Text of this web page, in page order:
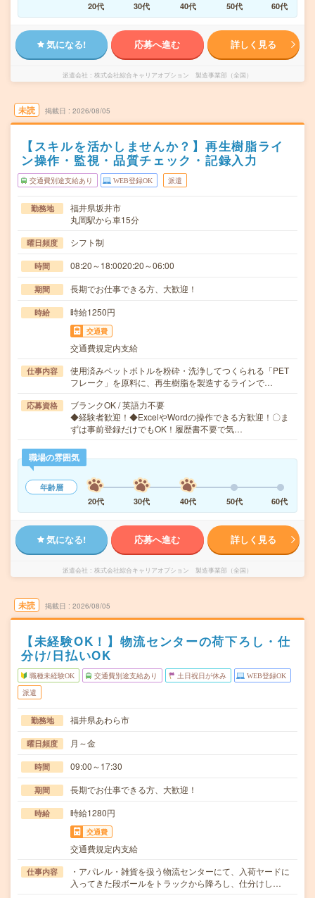
20代
30代 40代 50代 60代
気になる! 応募へ進む 詳しく見る
派遣会社 株式会社綜合キャリアオプション 製造事業部（全国）
未読 掲載日 2026/08/05
【スキルを活かしませんか？】再生樹脂ライ
ン操作・監視・品質チェック・記録入力
交通費別途支給あり WEB登録OK 派遣
勤務地
福井県坂井市
丸岡駅から車15分
曜日頻度 シフト制
時間 08:20～18:0020:20～06:00
期間 長期でお仕事できる方、大歓迎！
時給 時給1250円
交通費
交通費規定内支給
仕事内容
使用済みペットボトルを粉砕・洗浄してつくられる「PET
フレーク」を原料に、再生樹脂を製造するラインで…
応募資格
ブランクOK / 英語力不要
◆経験者歓迎！◆ExcelやWordの操作できる方歓迎！〇ま
ずは事前登録だけでもOK！履歴書不要で気…
職場の雰囲気
年齢層
20代
30代 40代 50代 60代
気になる! 応募へ進む 詳しく見る
派遣会社 株式会社綜合キャリアオプション 製造事業部（全国）
未読 掲載日 2026/08/05
【未経験OK！】物流センターの荷下ろし・仕
分け/日払いOK
職種未経験OK 交通費別途支給あり 土日祝日が休み WEB登録OK
派遣
勤務地 福井県あわら市
曜日頻度 月～金
時間 09:00～17:30
期間 長期でお仕事できる方、大歓迎！
時給 時給1280円
交通費
交通費規定内支給
仕事内容
・アパレル・雑貨を扱う物流センターにて、入荷ヤードに
入ってきた段ボールをトラックから降ろし、仕分けし…